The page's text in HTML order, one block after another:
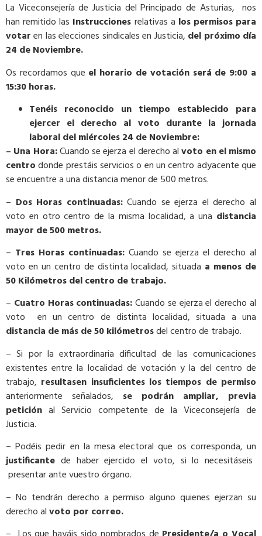
La Viceconsejería de Justicia del Principado de Asturias, nos
han remitido las Instrucciones relativas a los permisos para
votaren las elecciones sindicales en Justicia, del próximo día
24 de Noviembre.
Os recordamos que el horario de votación será de 9:00 a
15:30 horas.
Tenéis reconocido un tiempo establecido para
ejercer el derecho al voto durante la jornada
laboral del miércoles 24 de Noviembre:
– Una Hora:Cuando se ejerza el derecho alvoto en el mismo
centrodonde prestáis servicios o en un centro adyacente que
se encuentre a una distancia menor de 500 metros.
– Dos Horas continuadas:Cuando se ejerza el derecho al
voto en otro centro de la misma localidad, a una distancia
mayor de 500 metros.
– Tres Horas continuadas: Cuando se ejerza el derecho al
voto en un centro de distinta localidad, situada a menos de
50 Kilómetros del centro de trabajo.
– Cuatro Horas continuadas:Cuando se ejerza el derecho al
voto en un centro de distinta localidad, situada a una
distancia de más de 50 kilómetrosdel centro de trabajo.
– Si por la extraordinaria dificultad de las comunicaciones
existentes entre la localidad de votación y la del centro de
trabajo, resultasen insuficientes los tiempos de permiso
anteriormente señalados, se podrán ampliar, previa
petición al Servicio competente de la Viceconsejería de
Justicia.
– Podéis pedir en la mesa electoral que os corresponda, un
justificante de haber ejercido el voto, si lo necesitáseis
presentar ante vuestro órgano.
– No tendrán derecho a permiso alguno quienes ejerzan su
derecho alvoto por correo.